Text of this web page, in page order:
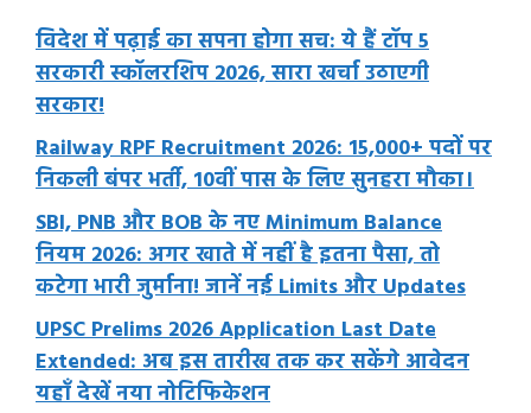
विदेश में पढ़ाई का सपना होगा सच: ये हैं टॉप 5
सरकारी स्कॉलरशिप 2026, सारा खर्चा उठाएगी
सरकार!
Railway RPF Recruitment 2026: 15,000+ पदों पर
निकली बंपर भर्ती, 10वीं पास के लिए सुनहरा मौका।
SBI, PNB और BOB के नए Minimum Balance
नियम 2026: अगर खाते में नहीं है इतना पैसा, तो
कटेगा भारी जुर्माना! जानें नई Limits और Updates
UPSC Prelims 2026 Application Last Date
Extended: अब इस तारीख तक कर सकेंगे आवेदन
यहाँ देखें नया नोटिफिकेशन